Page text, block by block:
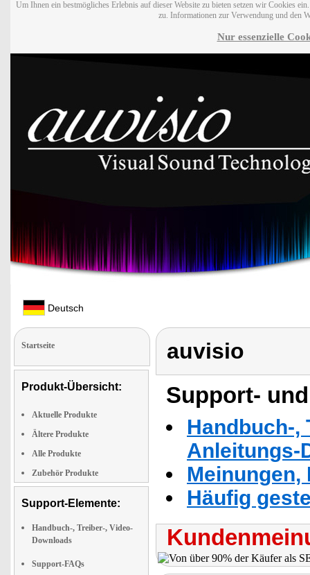
Um Ihnen ein bestmögliches Erlebnis auf dieser Website zu bieten setzen wir Cookies
zu. Informationen zur Verwendung und den
Nur essenzielle
Deutsch
Startseite
Produkt-Übersicht:
Aktuelle Produkte
Ältere Produkte
Alle Produkte
Zubehör Produkte
Support-Elemente:
Handbuch-, Treiber-, Video-
Downloads
Support-FAQs
auvisio
Support-
Handbuch-,
Anleitungs-
Häufig